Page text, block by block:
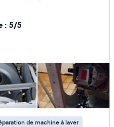
: 5/5
de machine à laver